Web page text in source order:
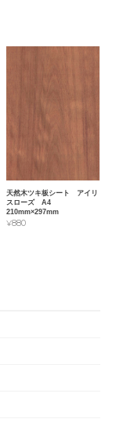
天然木ツキ板シート アイリ
スローズ A4
210mm×297mm
¥880